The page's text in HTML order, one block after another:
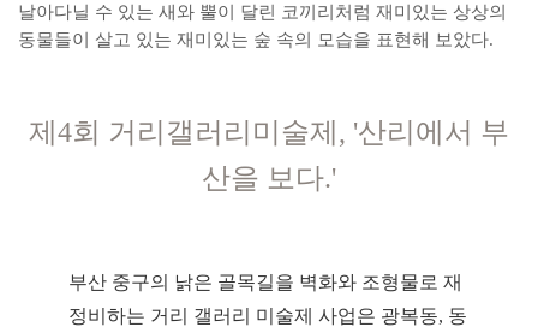
날아다닐 수 있는 새와 뿔이 달린 코끼리처럼 재미있는 상상의
동물들이 살고 있는 재미있는 숲 속의 모습을 표현해 보았다.
제4회 거리갤러리미술제, '산리에서 부
산을 보다.'
부산 중구의 낡은 골목길을 벽화와 조형물로 재
정비하는 거리 갤러리 미술제 사업은 광복동, 동